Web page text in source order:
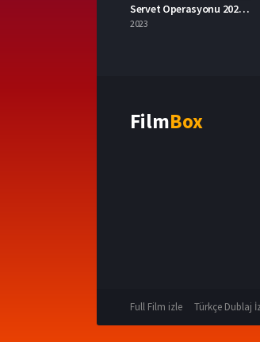
Servet Operasyonu 2023 – Operation Fortune 1080p Turkce Dublaj izle
2023
FilmBox
Full Film izle Türkçe Dublaj